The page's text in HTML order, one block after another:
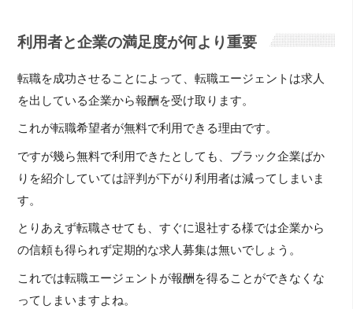
利用者と企業の満足度が何より重要
転職を成功させることによって、転職エージェントは求人
を出している企業から報酬を受け取ります。
これが転職希望者が無料で利用できる理由です。
ですが幾ら無料で利用できたとしても、ブラック企業ばか
りを紹介していては評判が下がり利用者は減ってしまいま
す。
とりあえず転職させても、すぐに退社する様では企業から
の信頼も得られず定期的な求人募集は無いでしょう。
これでは転職エージェントが報酬を得ることができなくな
ってしまいますよね。